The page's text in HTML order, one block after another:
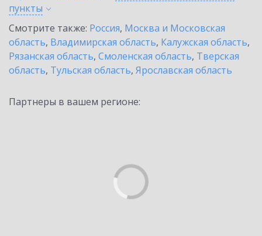
пункты
Смотрите также: Россия, Москва и Московская
область, Владимирская область, Калужская область,
Рязанская область, Смоленская область, Тверская
область, Тульская область, Ярославская область
Партнеры в вашем регионе: